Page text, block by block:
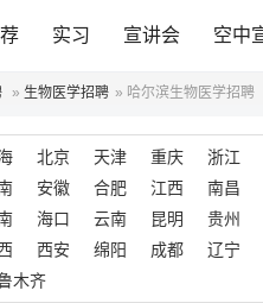
实习 宣讲会 空中
» 生物医学招聘 » 哈尔滨生物医学招聘
北京 天津 重庆
浙江
安徽 合肥 江西
南昌
海口 云南 昆明
贵州
西安 绵阳 成都
辽宁
木齐